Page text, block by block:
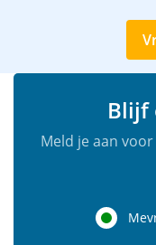
weer en de wensen
Urk, Enkhuizen,
Het schip werd in
vrachtvaarder
vrachtschip onder
met tuigage en
Blijf
Meld je aan